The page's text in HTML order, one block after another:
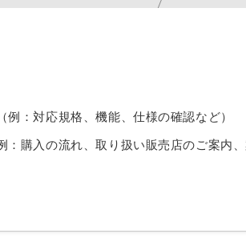
（例：対応規格、機能、仕様の確認など）
：購入の流れ、取り扱い販売店のご案内